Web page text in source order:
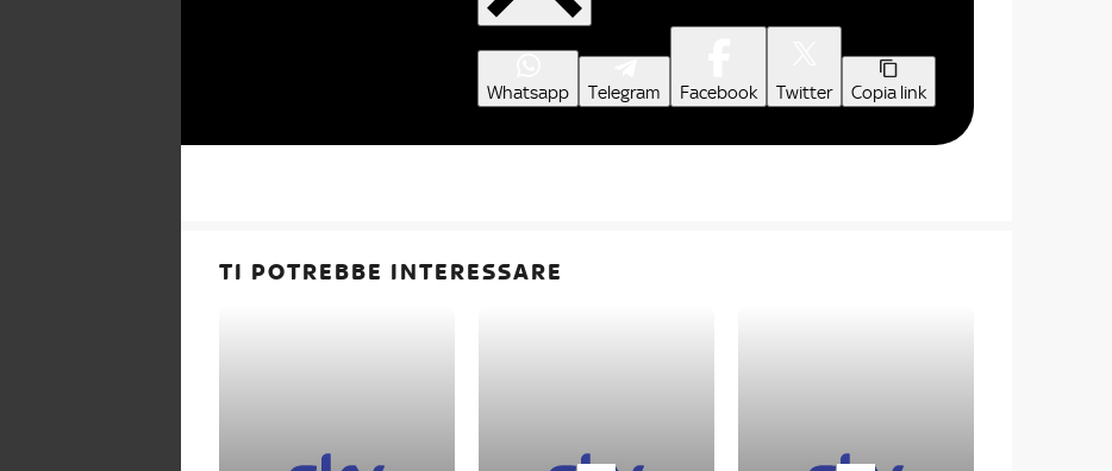
Whatsapp Telegram Facebook Twitter Copia link
TI POTREBBE INTERESSARE